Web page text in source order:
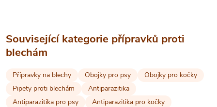
l
á
d
a
Související kategorie přípravků proti
blechám
Přípravky na blechy Obojky pro psy
Obojky pro kočky
Pipety proti blechám
Antiparazitika
Antiparazitika pro psy
Antiparazitika pro kočky